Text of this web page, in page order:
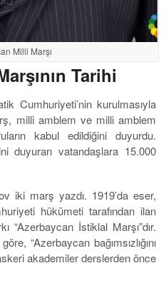
Milli Marşı
Tarihi
Cumhuriyeti’nin kurulmasıyla
milli amblem ve milli amblem
kabul edildiğini duyurdu.
duyuran vatandaşlara 15.000
iki marş yazdı. 1919’da eser,
hükümeti tarafından ilan
“Azerbaycan İstiklal Marşı”dır.
“Azerbaycan bağımsızlığını
akademiler derslerden önce